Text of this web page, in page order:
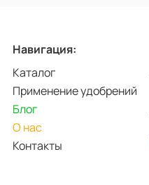
Навигация:
Каталог
Применение удобрений
Блог
О нас
Контакты